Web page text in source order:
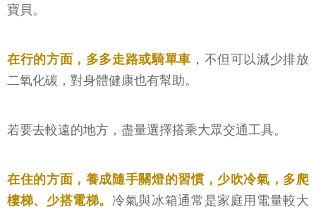
寶貝。
在行的方面，多多走路或騎單車 ，不但可以減少排放
二氧化碳，對身體健康也有幫助。
若要去較遠的地方，盡量選擇搭乘大眾交通工具。
在住的方面，養成隨手關燈的習慣，少吹冷氣，多爬
樓梯、少搭電梯。冷氣與冰箱通常是家庭用電量較大